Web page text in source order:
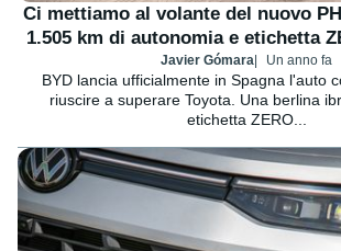
Ci mettiamo al volante del nuovo
1.505 km di autonomia e etichetta
Javier Gómara Un anno fa
BYD lancia ufficialmente in Spagna l'auto
riuscire a superare Toyota. Una berlina
etichetta ZERO...